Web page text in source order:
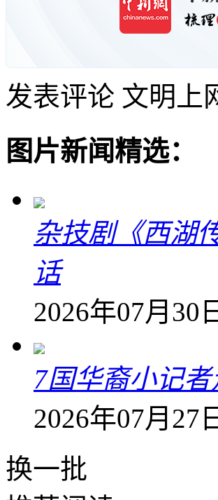
发表评论 文明上
图片新闻精选：
杂技剧《西湖
话
2026年07月30
7国华裔小记
2026年07月27
换一批